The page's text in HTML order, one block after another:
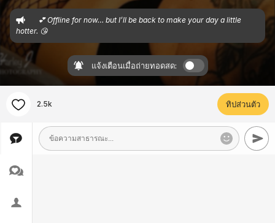
    💕 Offline for now… but I’ll be back to make your day a little
hotter. 😘
แจ้งเตือนเมื่อถ่ายทอดสด:
2.5k ทิปส่วนตัว